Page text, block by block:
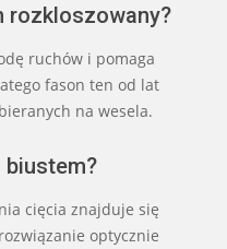
rozkloszowany?
ruchów i pomaga
fason ten od lat
na wesela.
cięcia znajduje się
optycznie